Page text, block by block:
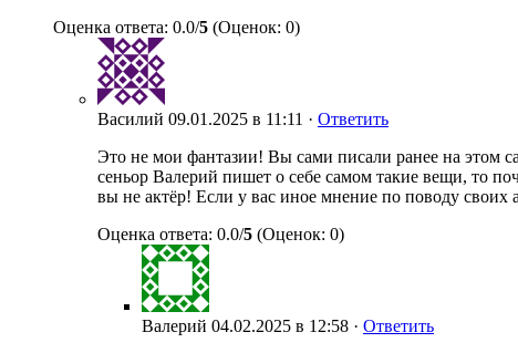
Оценка ответа: 0.0/5 (Оценок: 0)
Василий 09.01.2025 в 11:11 · Ответить
Это не мои фантазии! Вы сами писали ранее на этом
сеньор Валерий пишет о себе самом такие вещи, то
вы не актёр! Если у вас иное мнение по поводу
Оценка ответа: 0.0/5 (Оценок: 0)
Валерий 04.02.2025 в 12:58 · Ответить